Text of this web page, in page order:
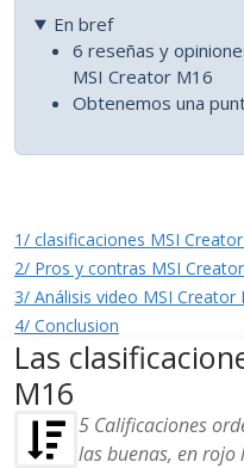
En bref
6 reseñas y
MSI Creator M16
Obtenemos una
1/ clasificaciones MSI
2/ Pros y contras MSI
3/ Análisis video MSI Creator
4/ Conclusion
Las
M16
5 Calificaciones
las buenas, en rojo